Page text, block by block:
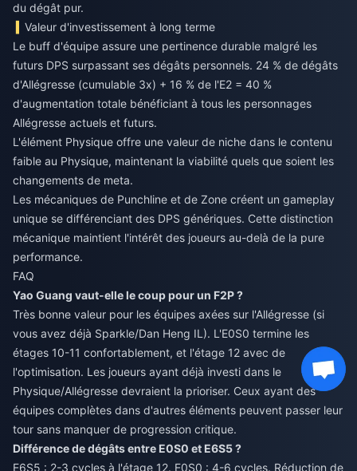
du dégât pur.
Valeur d'investissement à long terme
Le buff d'équipe assure une pertinence durable malgré les
futurs DPS surpassant ses dégâts personnels. 24 % de dégâts
d'Allégresse (cumulable 3x) + 16 % de l'E2 = 40 %
d'augmentation totale bénéficiant à tous les personnages
Allégresse actuels et futurs.
L'élément Physique offre une valeur de niche dans le contenu
faible au Physique, maintenant la viabilité quels que soient les
changements de meta.
Les mécaniques de Punchline et de Zone créent un gameplay
unique se différenciant des DPS génériques. Cette distinction
mécanique maintient l'intérêt des joueurs au-delà de la pure
performance.
FAQ
Yao Guang vaut-elle le coup pour un F2P ?
Très bonne valeur pour les équipes axées sur l'Allégresse (si
vous avez déjà Sparkle/Dan Heng IL). L'E0S0 termine les
étages 10-11 confortablement, et l'étage 12 avec de
l'optimisation. Les joueurs ayant déjà investi dans le
Physique/Allégresse devraient la prioriser. Ceux ayant des
équipes complètes dans d'autres éléments peuvent passer leur
tour sans manquer de progression critique.
Différence de dégâts entre E0S0 et E6S5 ?
E6S5 : 2-3 cycles à l'étage 12. E0S0 : 4-6 cycles. Réduction de